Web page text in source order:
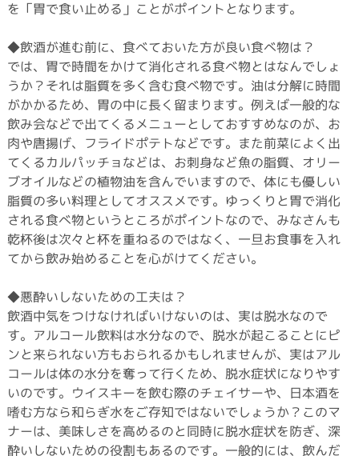
を「胃で食い止める」ことがポイントとなります。
◆飲酒が進む前に、食べておいた方が良い食べ物は？
では、胃で時間をかけて消化される食べ物とはなんでしょ
うか？それは脂質を多く含む食べ物です。油は分解に時間
がかかるため、胃の中に長く留まります。例えば一般的な
飲み会などで出てくるメニューとしておすすめなのが、お
肉や唐揚げ、フライドポテトなどです。また前菜によく出
てくるカルパッチョなどは、お刺身など魚の脂質、オリー
ブオイルなどの植物油を含んでいますので、体にも優しい
脂質の多い料理としてオススメです。ゆっくりと胃で消化
される食べ物というところがポイントなので、みなさんも
乾杯後は次々と杯を重ねるのではなく、一旦お食事を入れ
てから飲み始めることを心がけてください。
◆悪酔いしないための工夫は？
飲酒中気をつけなければいけないのは、実は脱水なので
す。アルコール飲料は水分なので、脱水が起こることにピ
ンと来られない方もおられるかもしれませんが、実はアル
コールは体の水分を奪って行くため、脱水症状になりやす
いのです。ウイスキーを飲む際のチェイサーや、日本酒を
嗜む方なら和らぎ水をご存知ではないでしょうか？このマ
ナーは、美味しさを高めるのと同時に脱水症状を防ぎ、深
酔いしないための役割もあるのです。一般的には、飲んだ